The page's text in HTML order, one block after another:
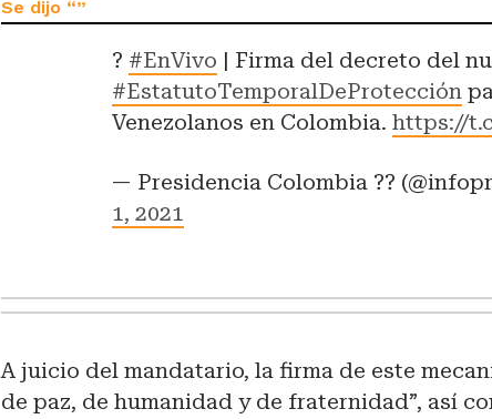
? #EnVivo | Firma del decreto del
#EstatutoTemporalDeProtección
Venezolanos en Colombia.https://
— Presidencia Colombia ??
1, 2021
A juicio del mandatario, la firma de este
de paz, de humanidad y de fraternidad”, así